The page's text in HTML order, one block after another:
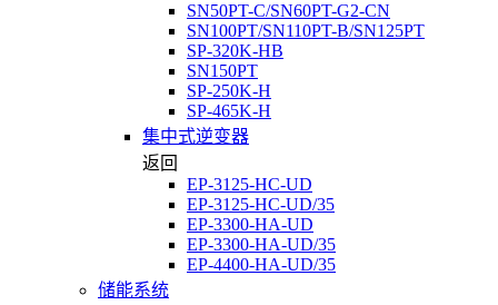
SN50PT-C/SN60PT-G2-CN
SN100PT/SN110PT-B/SN125PT
SP-320K-HB
SN150PT
SP-250K-H
SP-465K-H
集中式逆变器
返回
EP-3125-HC-UD
EP-3125-HC-UD/35
EP-3300-HA-UD
EP-3300-HA-UD/35
EP-4400-HA-UD/35
储能系统